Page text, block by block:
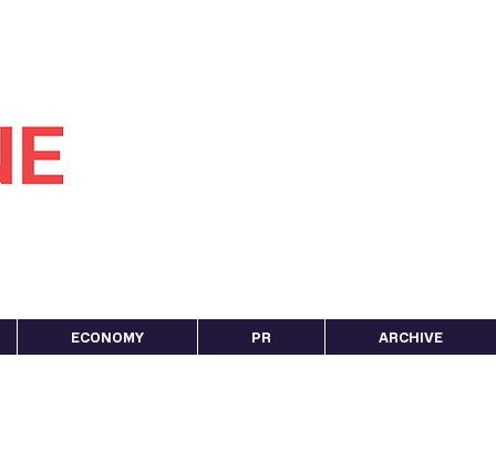
ECONOMY PR ARCHIVE